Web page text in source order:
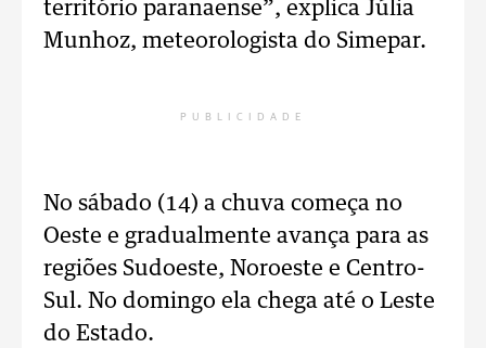
território paranaense”, explica Júlia
Munhoz, meteorologista do Simepar.
PUBLICIDADE
No sábado (14) a chuva começa no
Oeste e gradualmente avança para as
regiões Sudoeste, Noroeste e Centro-
Sul. No domingo ela chega até o Leste
do Estado.